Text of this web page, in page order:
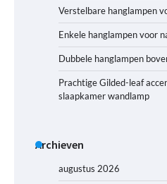
Verstelbare hanglampen
Enkele hanglampen voor
Dubbele hanglampen
Prachtige Gilded-leaf
slaapkamer wandlamp
Archieven
augustus 2026